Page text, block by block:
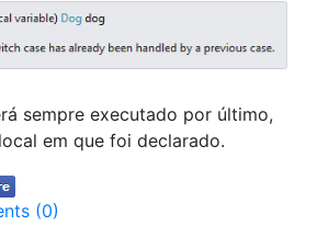
sempre executado por último,
em que foi declarado.
(0)